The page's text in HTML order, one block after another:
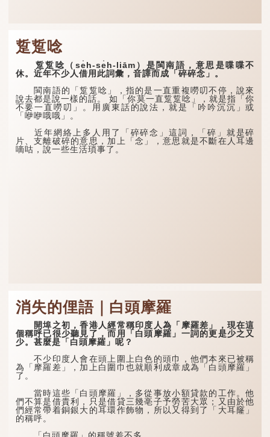
踅踅唸
踅踅唸（se̍h-se̍h-liām）是閩南語，意思是喋喋不
休。近年不少人借用此詞彙，音譯而成「碎碎念」。
閩南語的「踅踅唸」，指的是一直重複嘮叨不停，說來
說去都是說一樣的話。 如「你莫一直踅踅唸」，就是指「你
不要一直嘮叨」。用廣東話的說法，就是「吟吟沉沉」或
「咿咿哦哦」。
近年網絡上多人用了「碎碎念」這詞，「碎」就是碎
片、支離破碎的意思，加上「念」，意思就是不斷在人耳邊
嘀咕，說一些生活瑣事了。
消失的俚語｜白頭摩羅
開埠之初，香港人經常稱印度人為「摩羅差」，現在這
個稱呼已很少聽見了，而用「白頭摩羅」一詞的更是少之又
少。甚麼是「白頭摩羅」呢？
不少印度人會在頭上圍上白色的頭巾，他們本來已被稱
為「摩羅差」，加上白圍巾也就順利成章成為「白頭摩羅」
了。
當時這些「白頭摩羅」，多從事放小額貸款的工作。他
們不算是借貴利，只是借貸三幾亳子予勞苦大眾；又由於他
們經常帶着銅銀大的耳環作飾物，所以又得到了「大耳窿」
的稱呼。